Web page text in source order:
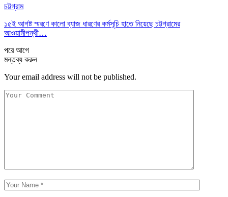
চট্টগ্রাম
১৫ই আগষ্ট স্মরণে কালো ব্যাজ ধারণের কর্মসূচি হাতে নিয়েছে চট্টগ্রামের
আওয়ামীপন্থী…
পরেআগে
মন্তব্য করুন
Your email address will not be published.